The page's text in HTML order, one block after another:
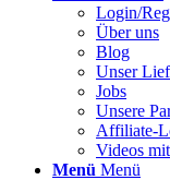
Login/
Über uns
Blog
Unser
Jobs
Unsere
Affiliate-
Videos
Menü Menü